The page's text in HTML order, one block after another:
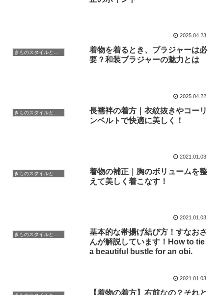
2025.04.23
着物を着るとき、ブラジャーは必
要？和装ブラジャーの魅力とは
2025.04.22
きものスタイルと豆知識
長襦袢の着方｜衣紋抜きやコーリ
ンベルトで快適に美しく！
2021.01.03
着物の補正｜胸のボリュームを整
えて美しく着こなす！
2021.01.03
基本的な帯揚げ結び方！すなおさ
んが解説しています！How to tie
a beautiful bustle for an obi.
2021.01.03
【着物の着方】右前なの？それと